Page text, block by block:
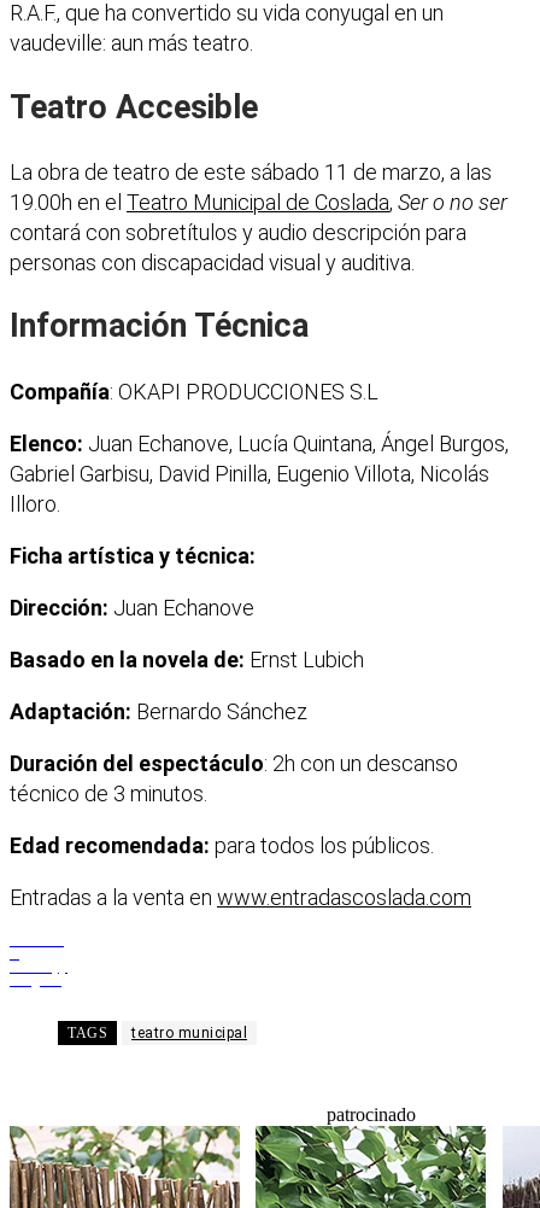
R.A.F., que ha convertido su vida conyugal en un
vaudeville: aun más teatro.
Teatro Accesible
La obra de teatro de este sábado 11 de marzo, a las
19.00h en el Teatro Municipal de Coslada, Ser o no ser
contará con sobretítulos y audio descripción para
personas con discapacidad visual y auditiva.
Información Técnica
Compañía: OKAPI PRODUCCIONES S.L
Elenco: Juan Echanove, Lucía Quintana, Ángel Burgos,
Gabriel Garbisu, David Pinilla, Eugenio Villota, Nicolás
Illoro.
Ficha artística y técnica:
Dirección: Juan Echanove
Basado en la novela de: Ernst Lubich
Adaptación: Bernardo Sánchez
Duración del espectáculo: 2h con un descanso
técnico de 3 minutos.
Edad recomendada: para todos los públicos.
Entradas a la venta en www.entradascoslada.com
TAGS teatro municipal
patrocinado